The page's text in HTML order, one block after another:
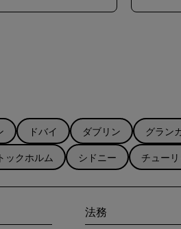
ドバイ ダブリン グラン
ックホルム シドニー チュー
法務